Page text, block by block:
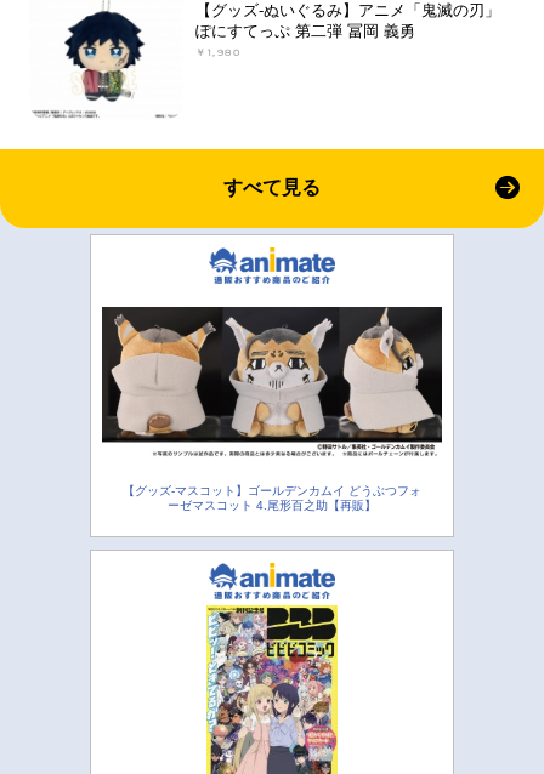
【グッズ-ぬいぐるみ】アニメ「鬼滅の刃」
ぽにすてっぷ 第二弾 冨岡 義勇
￥1,980
すべて見る
【グッズ-マスコット】ゴールデンカムイ どうぶつフォ
ーゼマスコット 4.尾形百之助【再販】